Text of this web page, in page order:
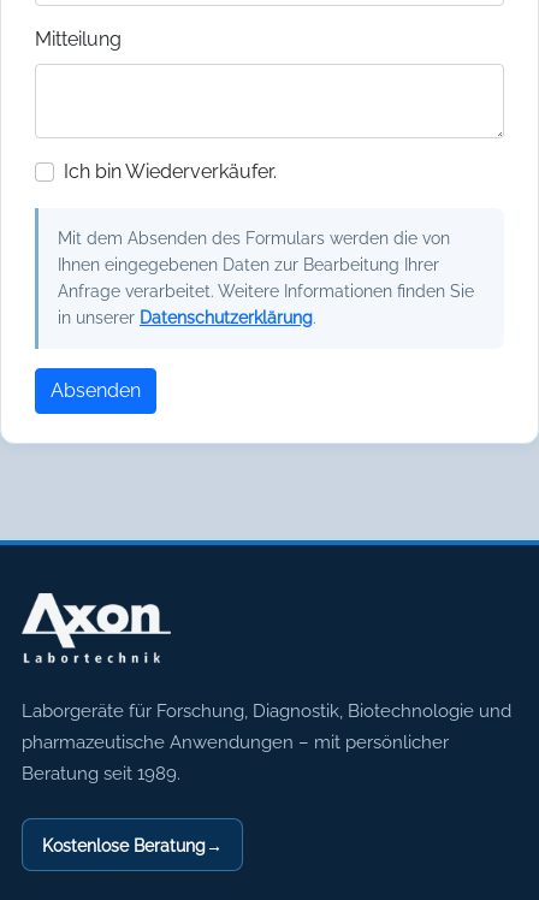
Mitteilung
Ich bin Wiederverkäufer.
Mit dem Absenden des Formulars werden die von
Ihnen eingegebenen Daten zur Bearbeitung Ihrer
Anfrage verarbeitet. Weitere Informationen finden Sie
in unserer Datenschutzerklärung.
Absenden
Axon Labortechnik
Laborgeräte für Forschung, Diagnostik, Biotechnologie und
pharmazeutische Anwendungen – mit persönlicher
Beratung seit 1989.
Kostenlose Beratung→